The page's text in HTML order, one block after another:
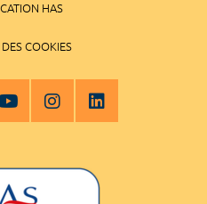
HAS
COOKIES